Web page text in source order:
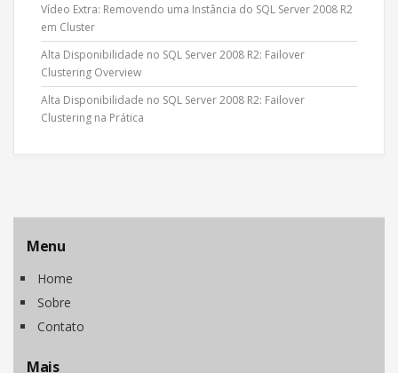
Vídeo Extra: Removendo uma Instância do SQL Server 2008 R2
em Cluster
Alta Disponibilidade no SQL Server 2008 R2: Failover
Clustering Overview
Alta Disponibilidade no SQL Server 2008 R2: Failover
Clustering na Prática
Menu
Home
Sobre
Contato
Mais